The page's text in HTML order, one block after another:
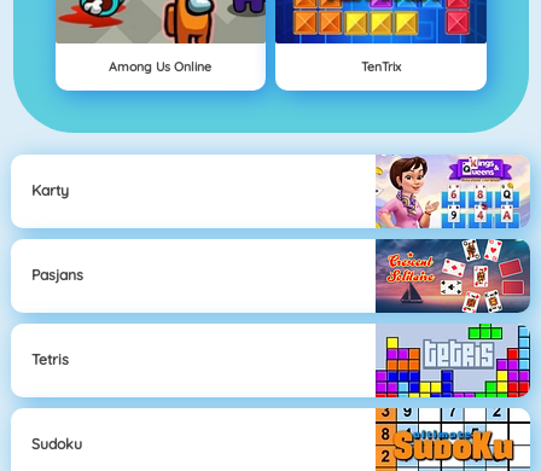
Among Us Online TenTrix
Karty
Pasjans
Tetris
Sudoku